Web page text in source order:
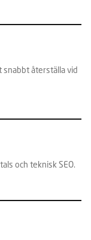
snabbt återställa vid
och teknisk SEO.